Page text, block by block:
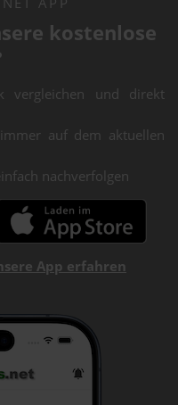
kostenlose
vergleichen und direkt
auf dem aktuellen
nachverfolgen
App erfahren